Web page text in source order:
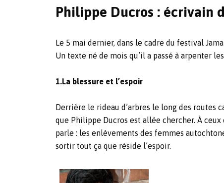
Philippe Ducros : écrivain
Le 5 mai dernier, dans le cadre du festival
Un texte né de mois qu’il a passé à arpenter
1.La blessure et l’espoir
Derrière le rideau d’arbres le long des routes
que Philippe Ducros est allée chercher. À
parle : les enlèvements des femmes
sortir tout ça que réside l’espoir.